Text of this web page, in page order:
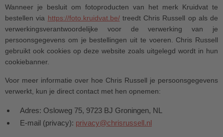
Wanneer je besluit om fotoproducten van het merk Kruidvat te
bestellen via https://foto.kruidvat.be/treedt Chris Russell op als de
verwerkingsverantwoordelijke voor de verwerking van je
persoonsgegevens om je bestellingen uit te voeren. Chris Russell
gebruikt ook cookies op deze website zoals uitgelegd wordt in hun
cookiebanner.
Voor meer informatie over hoe Chris Russell je persoonsgegevens
verwerkt, kun je direct contact met hen opnemen:
Adres: Osloweg 75, 9723 BJ Groningen, NL
E-mail (privacy): privacy@chrisrussell.nl